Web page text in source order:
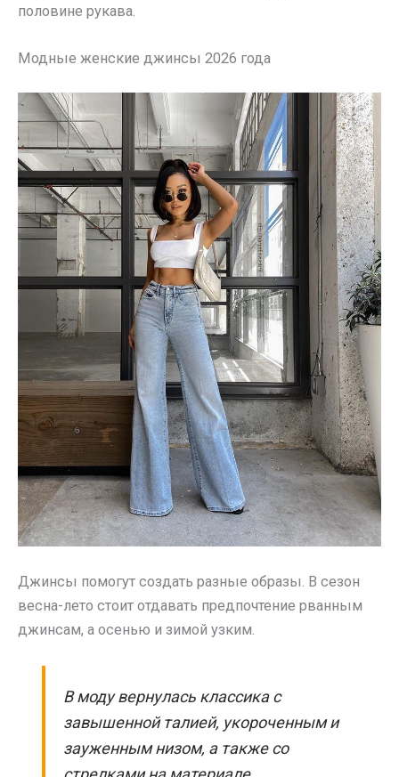
половине рукава.
Модные женские джинсы 2026 года
Джинсы помогут создать разные образы. В сезон
весна-лето стоит отдавать предпочтение рванным
джинсам, а осенью и зимой узким.
В моду вернулась классика с
завышенной талией, укороченным и
зауженным низом, а также со